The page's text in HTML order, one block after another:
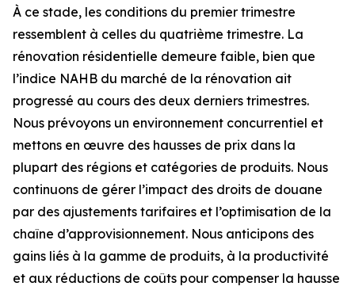
À ce stade, les conditions du premier trimestre
ressemblent à celles du quatrième trimestre. La
rénovation résidentielle demeure faible, bien que
l’indice NAHB du marché de la rénovation ait
progressé au cours des deux derniers trimestres.
Nous prévoyons un environnement concurrentiel et
mettons en œuvre des hausses de prix dans la
plupart des régions et catégories de produits. Nous
continuons de gérer l’impact des droits de douane
par des ajustements tarifaires et l’optimisation de la
chaîne d’approvisionnement. Nous anticipons des
gains liés à la gamme de produits, à la productivité
et aux réductions de coûts pour compenser la hausse